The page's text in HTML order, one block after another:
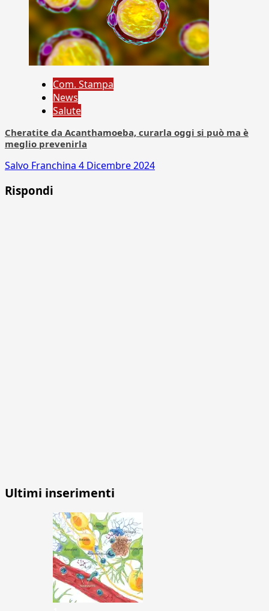
Com. Stampa
News
Salute
Cheratite da Acanthamoeba, curarla oggi si può ma è
meglio prevenirla
Salvo Franchina 4 Dicembre 2024
Rispondi
Ultimi inserimenti